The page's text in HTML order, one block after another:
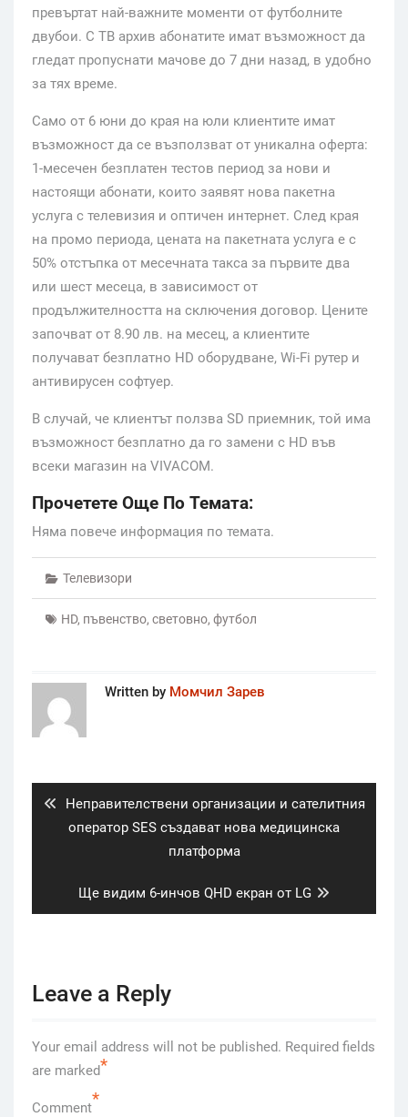
превъртат най-важните моменти от футболните
двубои. С ТВ архив абонатите имат възможност да
гледат пропуснати мачове до 7 дни назад, в удобно
за тях време.
Само от 6 юни до края на юли клиентите имат
възможност да се възползват от уникална оферта:
1-месечен безплатен тестов период за нови и
настоящи абонати, които заявят нова пакетна
услуга с телевизия и оптичен интернет. След края
на промо периода, цената на пакетната услуга е с
50% отстъпка от месечната такса за първите два
или шест месеца, в зависимост от
продължителността на сключения договор. Цените
започват от 8.90 лв. на месец, а клиентите
получават безплатно HD оборудване, Wi-Fi рутер и
антивирусен софтуер.
В случай, че клиентът ползва SD приемник, той има
възможност безплатно да го замени с HD във
всеки магазин на VIVACOM.
Прочетете Още По Темата:
Няма повече информация по темата.
Телевизори
HD, пъвенство, световно, футбол
Written by Момчил Зарев
Previous
post:
Неправителствени организации и сателитния
оператор SES създават нова медицинска
платформа
Next
post:
Ще видим 6-инчов QHD екран от LG
Leave a Reply
Your email address will not be published. Required fields
are marked*
Comment*